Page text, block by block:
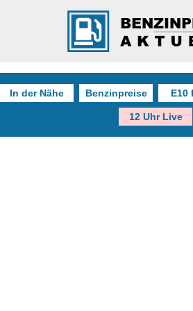
In der Nähe Benzinpreise E10
12 Uhr Live